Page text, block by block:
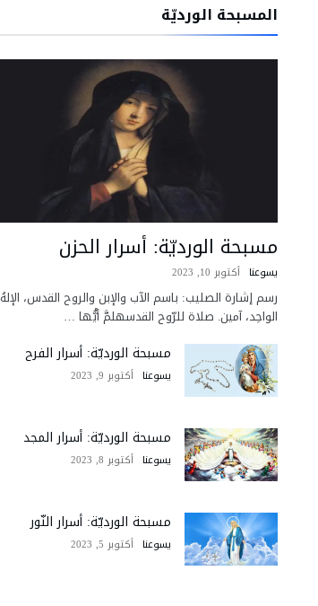
المسبحة الورديّة
مسبحة الورديّة: أسرار الحزن
يسوعنا أكتوبر 10, 2023
رسم إشارة الصليب: باسم الآب والإبن والروح القدس، الإلهُ
الواحِد، آمين. صلاة للرّوح القدسهلمَّ أيُّها …
مسبحة الورديّة: أسرار الفرح
يسوعنا أكتوبر 9, 2023
مسبحة الورديّة: أسرار المجد
يسوعنا أكتوبر 8, 2023
مسبحة الورديّة: أسرار النّور
يسوعنا أكتوبر 5, 2023